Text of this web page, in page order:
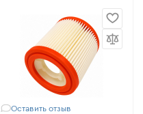
Оставить отзыв